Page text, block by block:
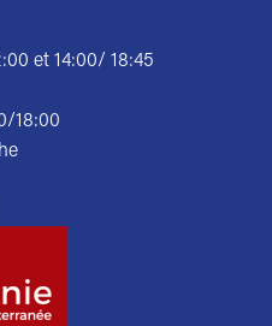
et 14:00/ 18:45
18:00